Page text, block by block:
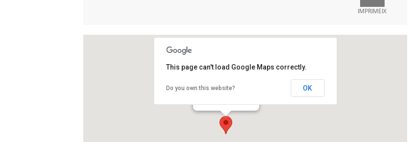
IMPRIMEIX
Pg. Salvat Papasseit, 1.
This page can't load Google Maps correctly.
Do you own this website? OK